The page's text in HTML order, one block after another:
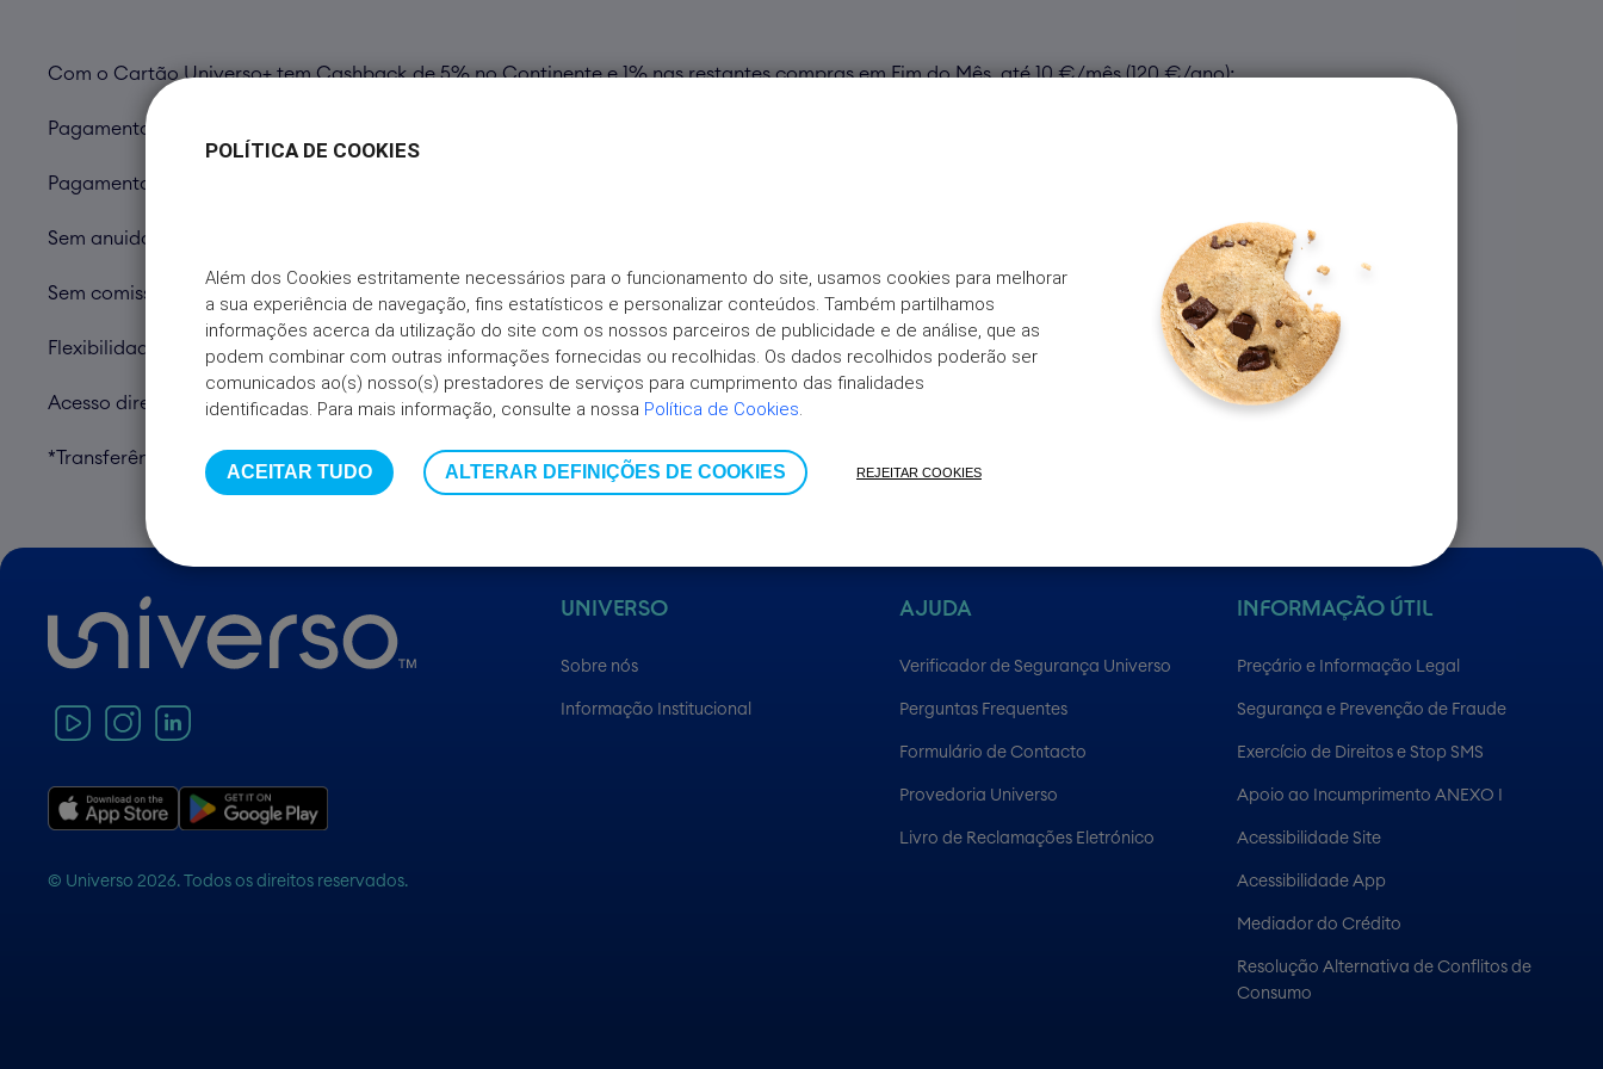
POLÍTICA DE COOKIES
Além dos Cookies estritamente necessários para o funcionamento do site, usamos cookies para melhorar
a sua experiência de navegação, fins estatísticos e personalizar conteúdos. Também partilhamos
informações acerca da utilização do site com os nossos parceiros de publicidade e de análise, que as
podem combinar com outras informações fornecidas ou recolhidas. Os dados recolhidos poderão ser
comunicados ao(s) nosso(s) prestadores de serviços para cumprimento das finalidades
identificadas. Para mais informação, consulte a nossa Política de Cookies.
ACEITAR TUDO ALTERAR DEFINIÇÕES DE COOKIES REJEITAR COOKIES
Com o Cartão Universo+ tem Cashback de 5% no Continente e 1% nas restantes compras em Fim do Mês, até 10 €/mês (120 €/ano);
Pagamentos em todo o mundo, em mais de 50 milhões de lojas Mastercard físicas e online;
Pagamentos de contas, serviços, impostos, transferências e adiantamentos de crédito*;
Sem anuidade (sem comissão de disponibilização para o 1.º titular);
Sem comissão nas compras em gasolineiras;
Flexibilidade no pagamento nas lojas Sonae (Continente, Worten online e física, Wells, entre outras);
Acesso direto aos programas de fidelização Continente e Worten, acumulando descontos e vantagens num só cartão;
*Transferências, adiantamentos e levantamentos a crédito têm comissão, conforme preçário em vigor disponível em
© Universo 2026. Todos os direitos reservados.
UNIVERSO
Sobre nós
Informação Institucional
AJUDA
Verificador de Segurança Universo
Perguntas Frequentes
Formulário de Contacto
Provedoria Universo
Livro de Reclamações Eletrónico
INFORMAÇÃO ÚTIL
Preçário e Informação Legal
Segurança e Prevenção de Fraude
Exercício de Direitos e Stop SMS
Apoio ao Incumprimento ANEXO I
Acessibilidade Site
Acessibilidade App
Mediador do Crédito
Resolução Alternativa de Conflitos de
Consumo